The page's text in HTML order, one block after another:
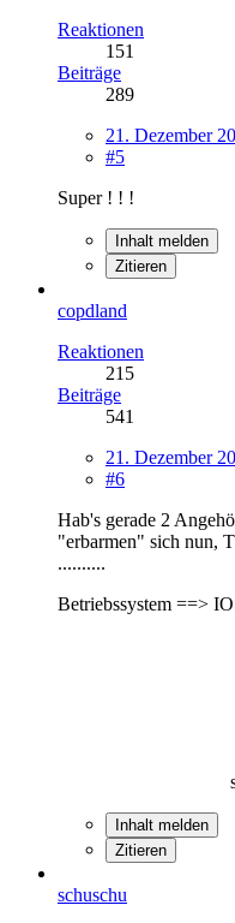
Reaktionen
151
Beiträge
289
21. Dezember
#5
Super ! ! !
Inhalt melden
Zitieren
copdland
Reaktionen
215
Beiträge
541
21. Dezember
#6
Hab's gerade 2
"erbarmen" sich nun,
..........
Betriebssystem ==>
Inhalt melden
Zitieren
schuschu